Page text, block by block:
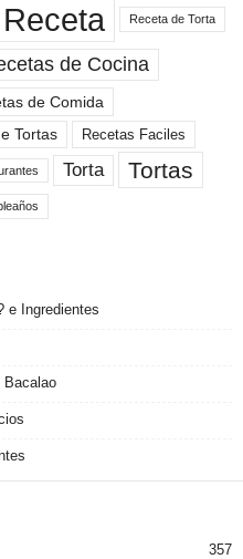
Receta Receta de Torta
de Cocina
de Comida
Tortas Recetas Faciles
Torta Tortas
e Ingredientes
Bacalao
357